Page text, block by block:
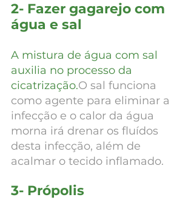
2- Fazer gagarejo com
água e sal
A mistura de água com sal
auxilia no processo da
cicatrização.O sal funciona
como agente para eliminar a
infecção e o calor da água
morna irá drenar os fluídos
desta infecção, além de
acalmar o tecido inflamado.
3- Própolis